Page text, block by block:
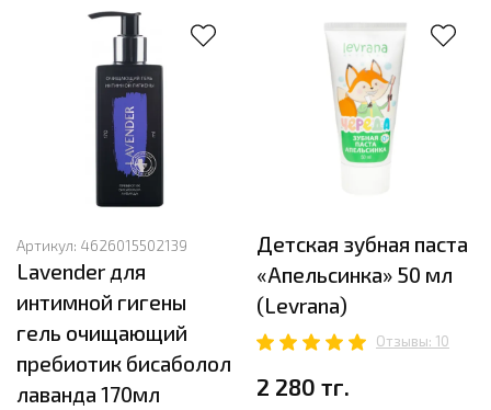
Артикул: 4626015502139
Lavender для
интимной гигены
гель очищающий
пребиотик бисаболол
лаванда 170мл
Детская зубная паста
«Апельсинка» 50 мл
(Levrana)
Отзывы: 10
2 280 тг.